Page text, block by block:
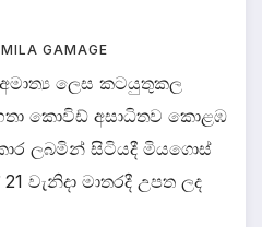
GAMAGE
ලෙස කටයුතුකල
කොවිඩ් අසාධිතව කොළඹ
ලබමින් සිටියදී මියගොස්
වැනිදා මාතරදී උපත ලද